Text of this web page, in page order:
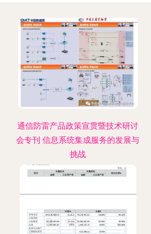
通信防雷产品政策宣贯暨技术研讨
会专刊 信息系统集成服务的发展与
挑战